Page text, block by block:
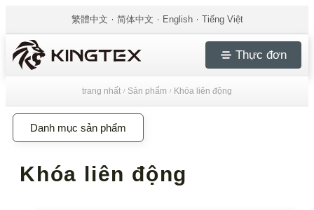
繁體中文 简体中文 English Tiếng Việt
Thực đơn
trang nhất / Sản phẩm / Khóa liên động
Danh mục sản phẩm
Khóa liên động